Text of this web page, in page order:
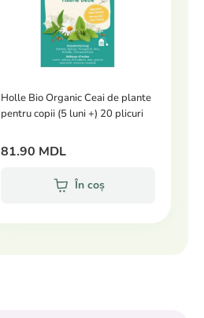
Holle Bio Organic Ceai de plante
pentru copii (5 luni +) 20 plicuri
81.90 MDL
În coș